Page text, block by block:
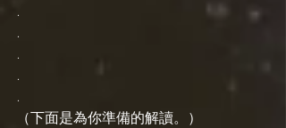
.
.
.
.
.
（下面是為你準備的解讀。）